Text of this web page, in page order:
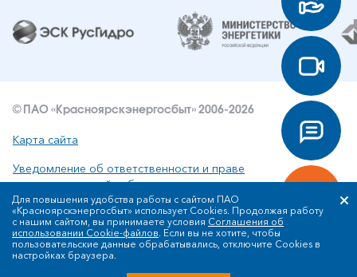
© ПАО «Красноярскэнергосбыт» 2006-2026
Карта сайта
Уведомление об ответственности и праве
интеллектуальной собственности
Политика ПАО «Красноярскэнергосбыт» в отношении
обработки персональных данных
Для повышения удобства работы с сайтом ПАО
«Красноярскэнергосбыт» использует Cookies. Продолжая работу
с нашим сайтом, вы принимаете условия Соглашения об
использовании Cookie-файлов. Если вы не хотите, чтобы
пользовательские данные обрабатывались, отключите Cookies в
настройках браузера.